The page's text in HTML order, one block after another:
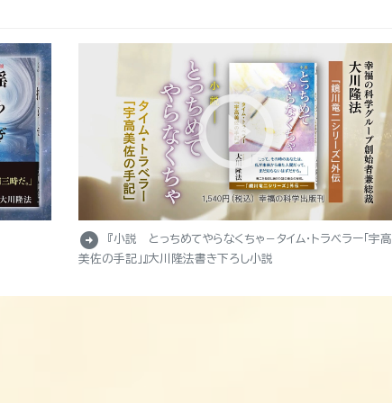
arrow_circle_right
『小説 とっちめてやらなくちゃ－タイム・トラベラー「宇高
美佐の手記」』大川隆法書き下ろし小説